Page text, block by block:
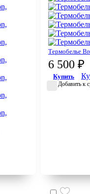
Термобелье
6 500 ₽
Купить
Добавить к